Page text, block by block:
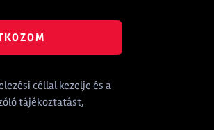
céllal kezelje és a
tájékoztatást,